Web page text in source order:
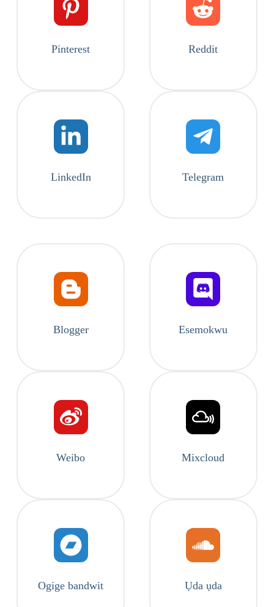
Pinterest Reddit
LinkedIn Telegram
Blogger Esemokwu
Weibo Mixcloud
Ogige bandwit Ụda ụda